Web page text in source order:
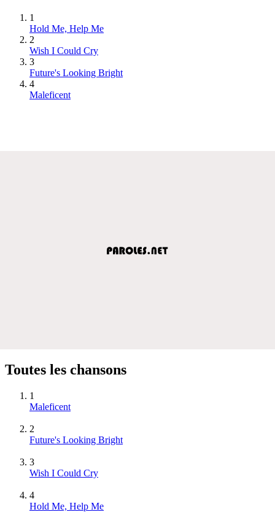
1
Hold Me, Help Me
2
Wish I Could Cry
3
Future's Looking Bright
4
Maleficent
Toutes les chansons
1
Maleficent
2
Future's Looking Bright
3
Wish I Could Cry
4
Hold Me, Help Me